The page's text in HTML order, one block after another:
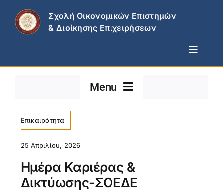
content
Σχολή Οικονομικών Επιστημών
& Διοίκησης Επιχειρήσεων
Toggle
Σπουδές & Έρευνα
Επικαιρότητα
Επικοινωνία
Menu
Προκηρύξεις
Επικαιρότητα
25 Απριλίου, 2026
Ημέρα Καριέρας &
Δικτύωσης-ΣΟΕΔΕ